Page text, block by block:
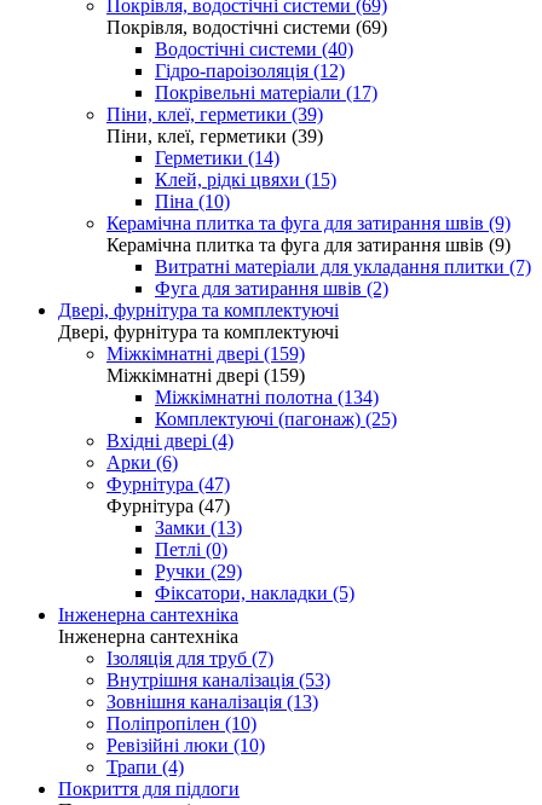
Покрівля, водостічні системи (69)
Покрівля, водостічні системи (69)
Водостічні системи (40)
Гідро-пароізоляція (12)
Покрівельні матеріали (17)
Піни, клеї, герметики (39)
Піни, клеї, герметики (39)
Герметики (14)
Клей, рідкі цвяхи (15)
Піна (10)
Керамічна плитка та фуга для затирання швів (9)
Керамічна плитка та фуга для затирання швів (9)
Витратні матеріали для укладання плитки (7)
Фуга для затирання швів (2)
Двері, фурнітура та комплектуючі
Двері, фурнітура та комплектуючі
Міжкімнатні двері (159)
Міжкімнатні двері (159)
Міжкімнатні полотна (134)
Комплектуючі (пагонаж) (25)
Вхідні двері (4)
Арки (6)
Фурнітура (47)
Фурнітура (47)
Замки (13)
Петлі (0)
Ручки (29)
Фіксатори, накладки (5)
Інженерна сантехніка
Інженерна сантехніка
Ізоляція для труб (7)
Внутрішня каналізація (53)
Зовнішня каналізація (13)
Поліпропілен (10)
Ревізійні люки (10)
Трапи (4)
Покриття для підлоги